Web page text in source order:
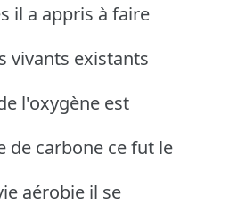
il a appris à faire
vivants existants
l'oxygène est
de carbone ce fut le
aérobie il se